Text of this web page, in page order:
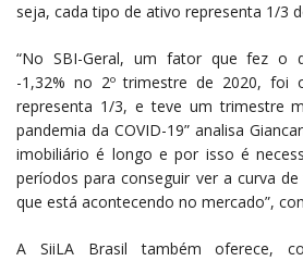
seja, cada tipo de ativo representa 1/3
“No SBI-Geral, um fator que fez o
-1,32% no 2º trimestre de 2020, foi
representa 1/3, e teve um trimestre
pandemia da COVID-19” analisa
imobiliário é longo e por isso é
períodos para conseguir ver a curva
que está acontecendo no mercado”,
A SiiLA Brasil também oferece,